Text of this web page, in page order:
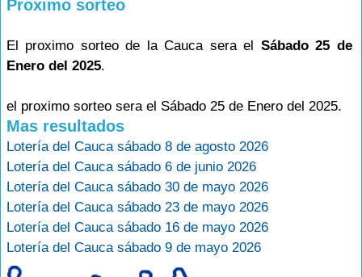
Proximo sorteo
El proximo sorteo de la Cauca sera el Sábado 25 de
Enero del 2025.
el proximo sorteo sera el Sábado 25 de Enero del 2025.
Mas resultados
Lotería del Cauca sábado 8 de agosto 2026
Lotería del Cauca sábado 6 de junio 2026
Lotería del Cauca sábado 30 de mayo 2026
Lotería del Cauca sábado 23 de mayo 2026
Lotería del Cauca sábado 16 de mayo 2026
Lotería del Cauca sábado 9 de mayo 2026